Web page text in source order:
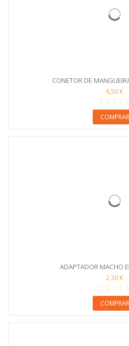
CONETOR DE
6,50 €
COMPRAR
ADAPTADOR MACHO
2,30 €
COMPRAR